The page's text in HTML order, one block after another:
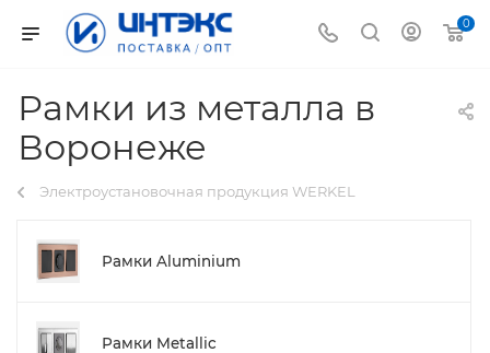
0
Рамки из металла в
Воронеже
Электроустановочная продукция WERKEL
Рамки Aluminium
Рамки Metallic